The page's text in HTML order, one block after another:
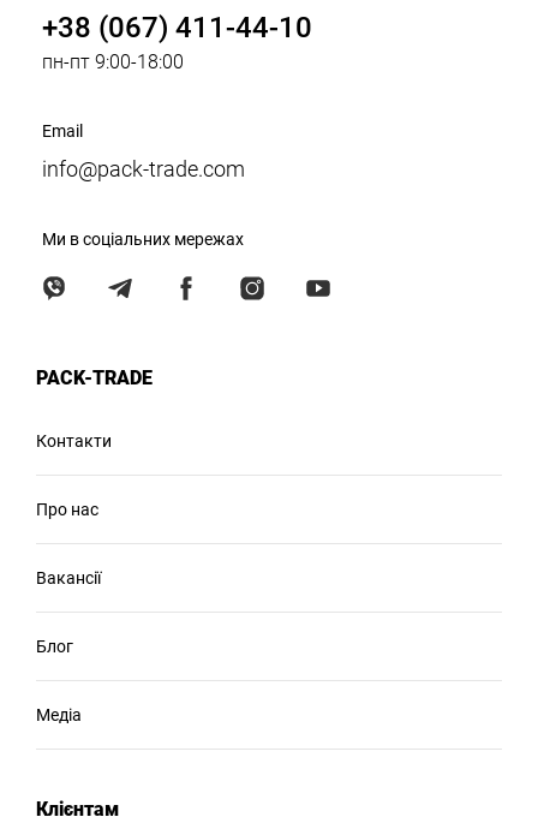
+38 (067) 411-44-10
пн-пт 9:00-18:00
Email
info@pack-trade.com
Ми в соціальних мережах
PACK-TRADE
Контакти
Про нас
Вакансії
Блог
Медіа
Клієнтам